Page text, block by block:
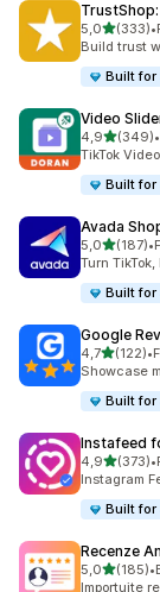
5,0z 5 hvězd
(333)
Celkový •
Build trust
Built for
Video
4,9z 5(349)
Celkový •
TikTok
Built for
Avada
5,0z 5 hvězd
(187)
Celkový •
Turn
Built for
Google
4,7z 5 hvězd
(122)
Celkový •
Showcase
Built for
Instafeed
4,9z 5(373)
Celkový •
Instagram
Built for
Recenze
5,0z 5 hvězd
(185)
Celkový •
Importujte